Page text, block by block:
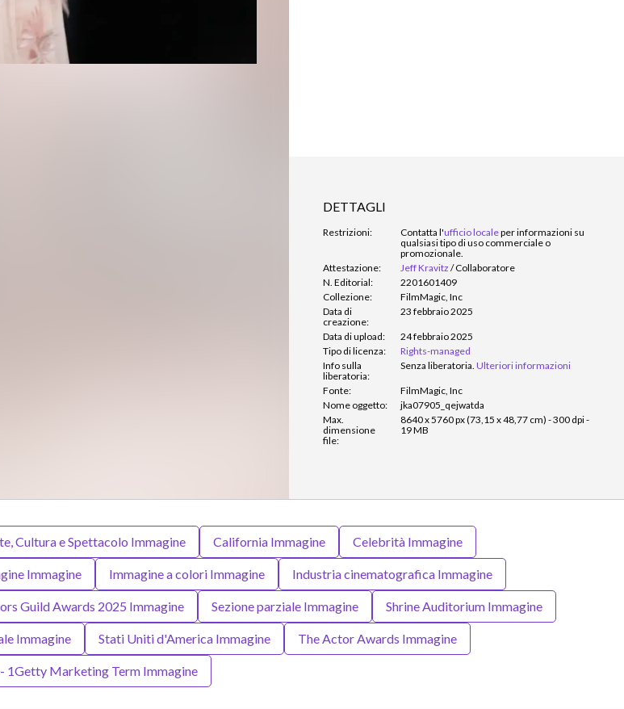
DETTAGLI
Restrizioni: Contatta l'ufficio localeper informazioni su
qualsiasi tipo di uso commerciale o
promozionale.
Attestazione:
Jeff Kravitz /Collaboratore
N. Editorial:
2201601409
Collezione:
FilmMagic, Inc
Data di
creazione:
23 febbraio 2025
Data di upload:
24 febbraio 2025
Tipo di licenza:
Rights-managed
Info sulla
liberatoria:
Senza liberatoria. Ulteriori informazioni
Fonte:
FilmMagic, Inc
Nome oggetto:
jka07905_qejwatda
Max.
dimensione
file:
8640 x 5760 px (73,15 x 48,77 cm) - 300 dpi -
19 MB
Cultura e Spettacolo Immagine California Immagine Celebrità Immagine
Immagine Immagine a colori Immagine Industria cinematografica Immagine
Guild Awards 2025 Immagine Sezione parziale Immagine Shrine Auditorium Immagine
Immagine Stati Uniti d'America Immagine The Actor Awards Immagine
1Getty Marketing Term Immagine